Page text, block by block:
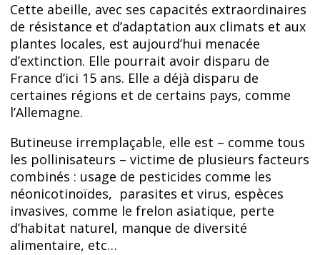
Cette abeille, avec ses capacités extraordinaires
de résistance et d’adaptation aux climats et aux
plantes locales, est aujourd’hui menacée
d’extinction. Elle pourrait avoir disparu de
France d’ici 15 ans. Elle a déjà disparu de
certaines régions et de certains pays, comme
l’Allemagne.
Butineuse irremplaçable, elle est – comme tous
les pollinisateurs – victime de plusieurs facteurs
combinés : usage de pesticides comme les
néonicotinoïdes, parasites et virus, espèces
invasives, comme le frelon asiatique, perte
d’habitat naturel, manque de diversité
alimentaire, etc…